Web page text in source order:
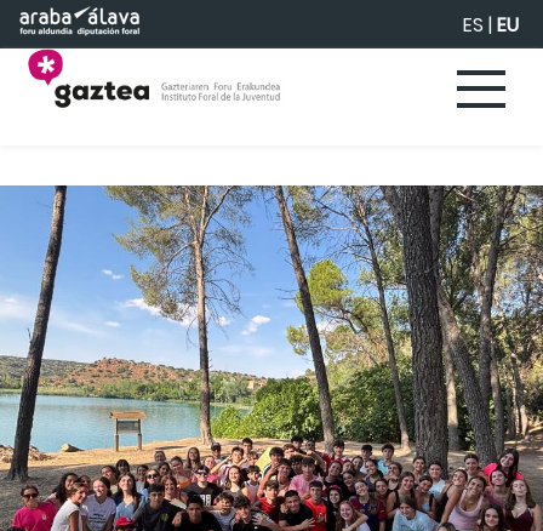
Eduki nagusira joan ES |EU